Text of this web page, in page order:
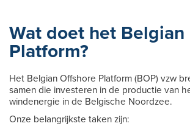
Wat doet het
Platform?
Het Belgian Offshore Platform (BOP) vzw
samen die investeren in de productie van
windenergie in de Belgische Noordzee.
Onze belangrijkste taken zijn: